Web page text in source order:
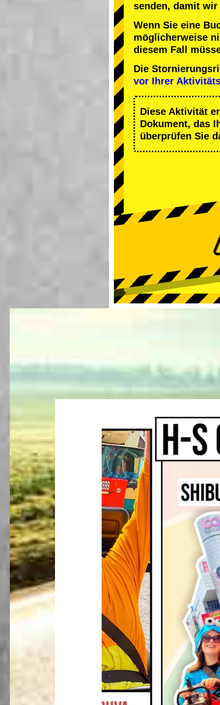
senden, damit
Wenn Sie eine
möglicherweise
diesem Fall
Die
vor Ihrer
Diese Aktivität
Dokument, das
überprüfen Sie